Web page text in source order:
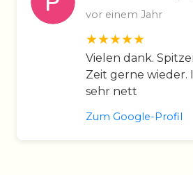
vor einem Jahr
Vielen dank.
Zeit gerne wieder.
sehr nett
Zum Google-Profil